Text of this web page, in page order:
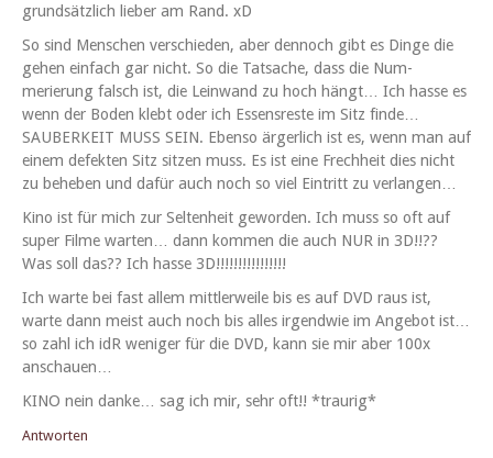
grund­sät­zlich lieber am Rand. xD
So sind Men­schen ver­schieden, aber den­noch gibt es Dinge die
gehen ein­fach gar nicht. So die Tat­sache, dass die Num­
merierung falsch ist, die Lein­wand zu hoch hängt… Ich has­se es
wenn der Boden klebt oder ich Essen­sreste im Sitz finde…
SAUBERKEIT MUSS SEIN. Eben­so ärg­er­lich ist es, wenn man auf
einem defek­ten Sitz sitzen muss. Es ist eine Frech­heit dies nicht
zu beheben und dafür auch noch so viel Ein­tritt zu verlangen…
Kino ist für mich zur Sel­tenheit gewor­den. Ich muss so oft auf
super Filme warten… dann kom­men die auch NUR in 3D!!??
Was soll das?? Ich has­se 3D!!!!!!!!!!!!!!!!
Ich warte bei fast allem mit­tler­weile bis es auf DVD raus ist,
warte dann meist auch noch bis alles irgend­wie im Ange­bot ist…
so zahl ich idR weniger für die DVD, kann sie mir aber 100x
anschauen…
KINO nein danke… sag ich mir, sehr oft!! *trau­rig*
Antworten